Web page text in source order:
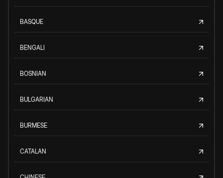
BASQUE
BENGALI
BOSNIAN
BULGARIAN
BURMESE
CATALAN